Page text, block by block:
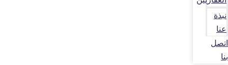
نبذة
عنا
اتصل
بنا